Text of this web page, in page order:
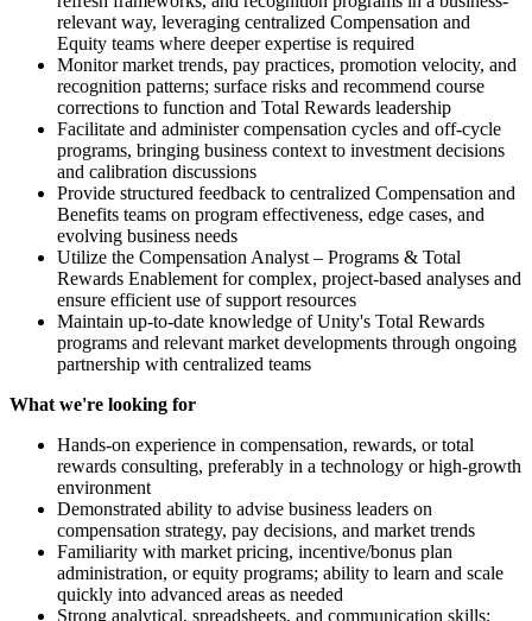
relevant way, leveraging centralized Compensation and
Equity teams where deeper expertise is required
Monitor market trends, pay practices, promotion velocity, and
recognition patterns; surface risks and recommend course
corrections to function and Total Rewards leadership
Facilitate and administer compensation cycles and off-cycle
programs, bringing business context to investment decisions
and calibration discussions
Provide structured feedback to centralized Compensation and
Benefits teams on program effectiveness, edge cases, and
evolving business needs
Utilize the Compensation Analyst – Programs & Total
Rewards Enablement for complex, project-based analyses and
ensure efficient use of support resources
Maintain up-to-date knowledge of Unity's Total Rewards
programs and relevant market developments through ongoing
partnership with centralized teams
What we're looking for
Hands-on experience in compensation, rewards, or total
rewards consulting, preferably in a technology or high-growth
environment
Demonstrated ability to advise business leaders on
compensation strategy, pay decisions, and market trends
Familiarity with market pricing, incentive/bonus plan
administration, or equity programs; ability to learn and scale
quickly into advanced areas as needed
Strong analytical, spreadsheets, and communication skills;